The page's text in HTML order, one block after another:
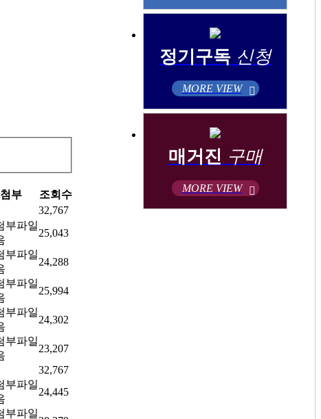
첨부
조회수
32,767
25,043
24,288
25,994
24,302
23,207
32,767
24,445
정기구독 신청
MORE VIEW
매거진 구매
MORE VIEW